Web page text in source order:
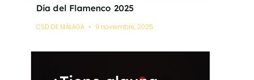
Día del Flamenco 2025
CSD DE MÁLAGA 9 noviembre, 2025